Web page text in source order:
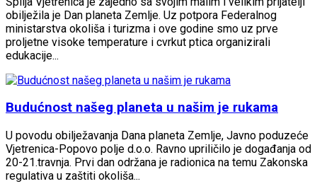
obilježila je Dan planeta Zemlje. Uz potpora Federalnog
ministarstva okoliša i turizma i ove godine smo uz prve
proljetne visoke temperature i cvrkut ptica organizirali
edukacije...
Budućnost našeg planeta u našim je rukama
U povodu obilježavanja Dana planeta Zemlje, Javno poduzeće
Vjetrenica-Popovo polje d.o.o. Ravno upriličilo je događanja od
20-21.travnja. Prvi dan održana je radionica na temu Zakonska
regulativa u zaštiti okoliša...